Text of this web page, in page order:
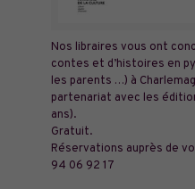
Nos libraires vous ont
contes et d’histoires en
les parents …) à
partenariat avec les
ans).
Gratuit.
Réservations auprès de
94 06 92 17